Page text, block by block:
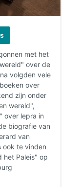
met het
over de
volgden vele
over
zijn onder
wereld",
over lepra in
biografie van
van
ook te vinden
het Paleis" op